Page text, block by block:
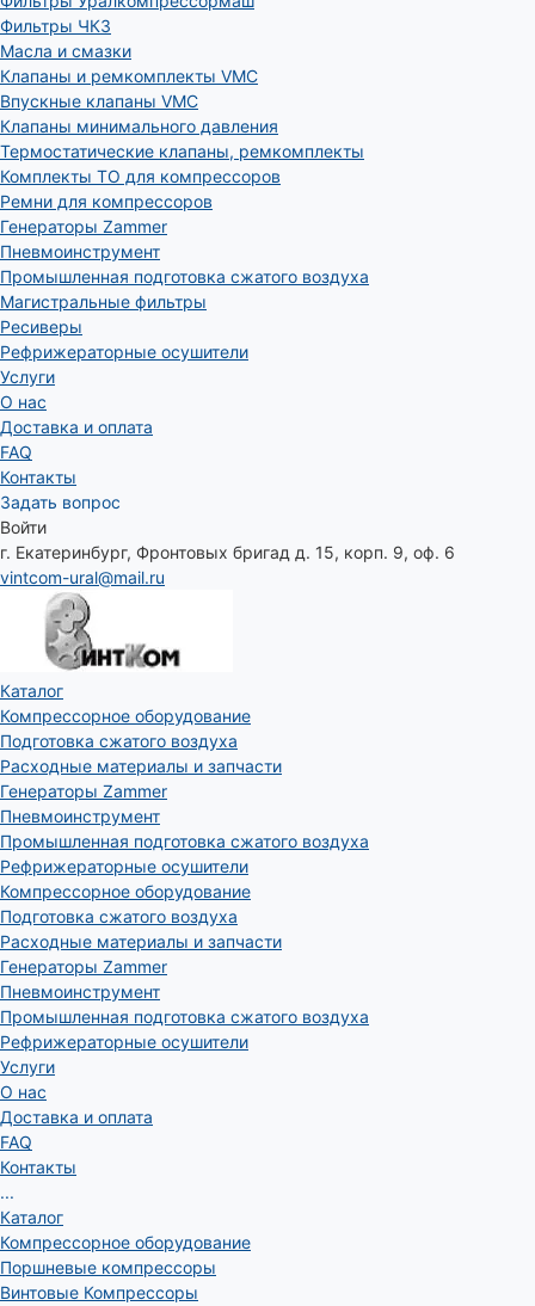
Фильтры ЧКЗ
Масла и смазки
Клапаны и ремкомплекты VMC
Впускные клапаны VMC
Клапаны минимального давления
Термостатические клапаны, ремкомплекты
Комплекты ТО для компрессоров
Ремни для компрессоров
Генераторы Zammer
Пневмоинструмент
Промышленная подготовка сжатого воздуха
Магистральные фильтры
Ресиверы
Рефрижераторные осушители
Услуги
О нас
Доставка и оплата
FAQ
Контакты
Задать вопрос
Войти
г. Екатеринбург, Фронтовых бригад д. 15, корп. 9, оф. 6
vintcom-ural@mail.ru
Каталог
Компрессорное оборудование
Подготовка сжатого воздуха
Расходные материалы и запчасти
Генераторы Zammer
Пневмоинструмент
Промышленная подготовка сжатого воздуха
Рефрижераторные осушители
Компрессорное оборудование
Подготовка сжатого воздуха
Расходные материалы и запчасти
Генераторы Zammer
Пневмоинструмент
Промышленная подготовка сжатого воздуха
Рефрижераторные осушители
Услуги
О нас
Доставка и оплата
FAQ
Контакты
...
Каталог
Компрессорное оборудование
Поршневые компрессоры
Винтовые Компрессоры